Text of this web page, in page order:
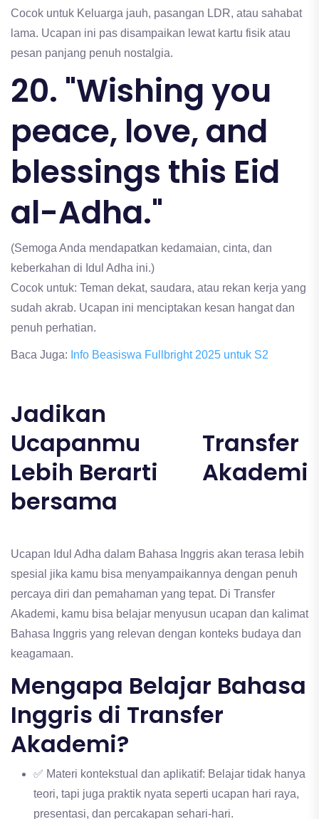
Cocok untuk Keluarga jauh, pasangan LDR, atau sahabat
lama. Ucapan ini pas disampaikan lewat kartu fisik atau
pesan panjang penuh nostalgia.
20. "Wishing you
peace, love, and
blessings this Eid
al-Adha."
(Semoga Anda mendapatkan kedamaian, cinta, dan
keberkahan di Idul Adha ini.)
Cocok untuk: Teman dekat, saudara, atau rekan kerja yang
sudah akrab. Ucapan ini menciptakan kesan hangat dan
penuh perhatian.
Baca Juga: Info Beasiswa Fullbright 2025 untuk S2
Jadikan
Ucapanmu
Lebih Berarti
bersama
Transfer
Akademi
Ucapan Idul Adha dalam Bahasa Inggris akan terasa lebih
spesial jika kamu bisa menyampaikannya dengan penuh
percaya diri dan pemahaman yang tepat. Di Transfer
Akademi, kamu bisa belajar menyusun ucapan dan kalimat
Bahasa Inggris yang relevan dengan konteks budaya dan
keagamaan.
Mengapa Belajar Bahasa
Inggris di Transfer
Akademi?
✅ Materi kontekstual dan aplikatif: Belajar tidak hanya
teori, tapi juga praktik nyata seperti ucapan hari raya,
presentasi, dan percakapan sehari-hari.